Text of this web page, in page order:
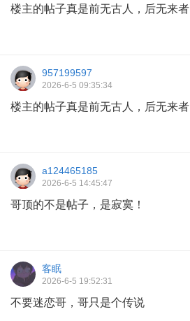
楼主的帖子真是前无古人，后无来者
957199597
2026-6-5 09:35:34
楼主的帖子真是前无古人，后无来者
a124465185
2026-6-5 14:45:47
哥顶的不是帖子，是寂寞！
客眠
2026-6-5 19:52:31
不要迷恋哥，哥只是个传说